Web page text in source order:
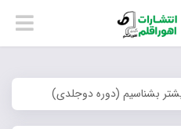
بشناسیم (دوره دوجلدی)